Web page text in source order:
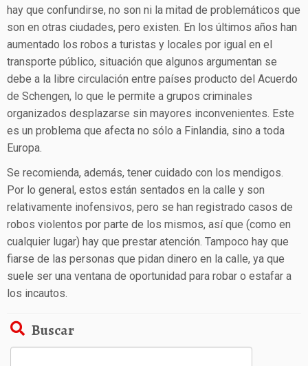
hay que confundirse, no son ni la mitad de problemáticos que
son en otras ciudades, pero existen. En los últimos años han
aumentado los robos a turistas y locales por igual en el
transporte público, situación que algunos argumentan se
debe a la libre circulación entre países producto del Acuerdo
de Schengen, lo que le permite a grupos criminales
organizados desplazarse sin mayores inconvenientes. Este
es un problema que afecta no sólo a Finlandia, sino a toda
Europa.
Se recomienda, además, tener cuidado con los mendigos.
Por lo general, estos están sentados en la calle y son
relativamente inofensivos, pero se han registrado casos de
robos violentos por parte de los mismos, así que (como en
cualquier lugar) hay que prestar atención. Tampoco hay que
fiarse de las personas que pidan dinero en la calle, ya que
suele ser una ventana de oportunidad para robar o estafar a
los incautos.
Buscar